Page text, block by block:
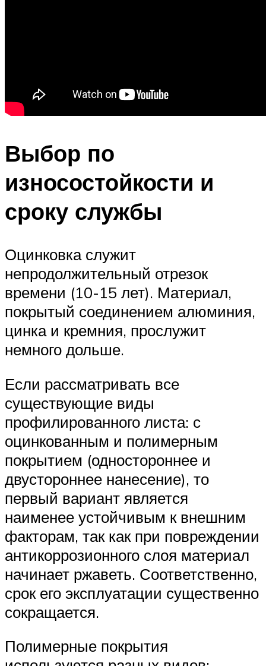
Выбор по
износостойкости и
сроку службы
Оцинковка служит
непродолжительный отрезок
времени (10-15 лет). Материал,
покрытый соединением алюминия,
цинка и кремния, прослужит
немного дольше.
Если рассматривать все
существующие виды
профилированного листа: с
оцинкованным и полимерным
покрытием (одностороннее и
двустороннее нанесение), то
первый вариант является
наименее устойчивым к внешним
факторам, так как при повреждении
антикоррозионного слоя материал
начинает ржаветь. Соответственно,
срок его эксплуатации существенно
сокращается.
Полимерные покрытия